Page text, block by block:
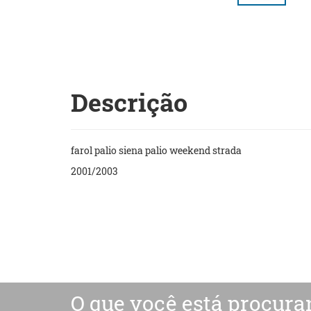
Descrição
farol palio siena palio weekend strada
2001/2003
O que você está